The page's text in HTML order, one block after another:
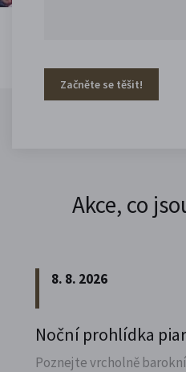
Začněte se těšit!
Akce, co
8. 8. 2026
Noční prohlídka
Poznejte vrcholně